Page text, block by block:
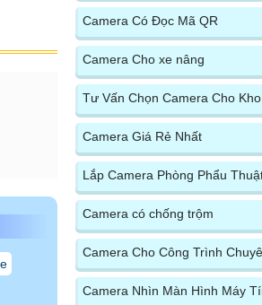
Camera Có Đọc Mã QR
Camera Cho xe nâng
Tư Vấn Chọn Camera Cho
Camera Giá Rẻ Nhất
Lắp Camera Phòng Phẩu
Camera có chống trộm
Camera Cho Công Trình
Camera Nhìn Màn Hình Máy